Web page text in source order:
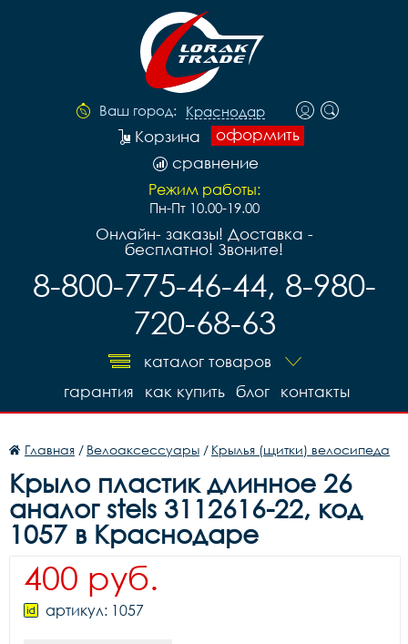
Ваш город: Краснодар
оформить
Корзина
сравнение
Режим работы:
Пн-Пт 10.00-19.00
Онлайн- заказы! Доставка -
бесплатно! Звоните!
8-800-775-46-44, 8-980-
720-68-63
каталог товаров
контакты
блог
как купить
гарантия
Главная / Велоаксессуары / Крылья (щитки) велосипеда
Крыло пластик длинное 26
аналог stels 3112616-22, код
1057 в Краснодаре
400 руб.
артикул: 1057